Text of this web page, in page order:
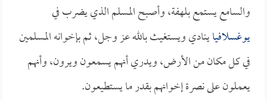
والسامع يستمع بلهفة، وأصبح المسلم الذي يضرب في
يوغسلافياينادي ويستغيث بالله عز وجل، ثم بإخوانه المسلمين
في كل مكان من الأرض، ويدري أنهم يسمعون ويرون، وأنهم
يعملون على نصرة إخوانهم بقدر ما يستطيعون.